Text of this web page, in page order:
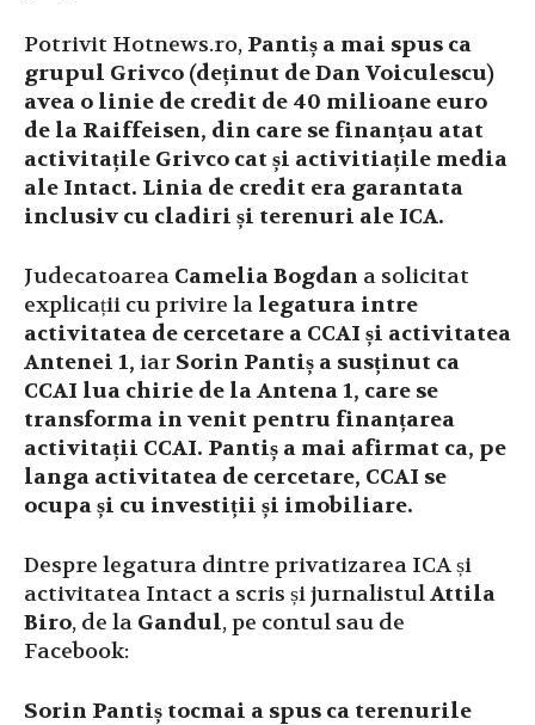
Potrivit Hotnews.ro, Pantiș a mai spus ca
grupul Grivco (deținut de Dan Voiculescu)
avea o linie de credit de 40 milioane euro
de la Raiffeisen, din care se finanțau atat
activitațile Grivco cat și activitiațile media
ale Intact. Linia de credit era garantata
inclusiv cu cladiri și terenuri ale ICA.
Judecatoarea Camelia Bogdan a solicitat
explicații cu privire la legatura intre
activitatea de cercetare a CCAI și activitatea
Antenei 1, iar Sorin Pantiș a susținut ca
CCAI lua chirie de la Antena 1, care se
transforma in venit pentru finanțarea
activitații CCAI. Pantiș a mai afirmat ca, pe
langa activitatea de cercetare, CCAI se
ocupa și cu investiții și imobiliare.
Despre legatura dintre privatizarea ICA și
activitatea Intact a scris și jurnalistulAttila
Biro, de la Gandul, pe contul sau de
Facebook:
Sorin Pantiș tocmai a spus ca terenurile